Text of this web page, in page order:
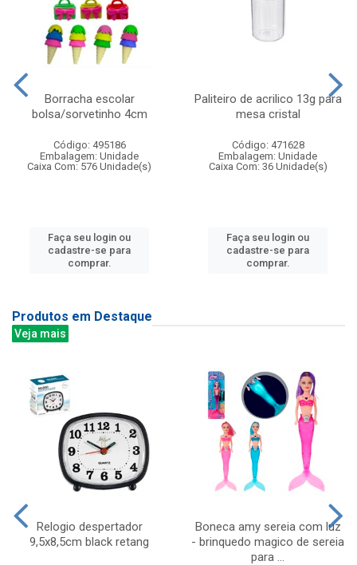
Borracha escolar
bolsa/sorvetinho 4cm
Código: 495186
Embalagem: Unidade
Caixa Com: 576 Unidade(s)
Faça seu login ou
cadastre-se para
comprar.
Paliteiro de acrilico 13g para
mesa cristal
Código: 471628
Embalagem: Unidade
Caixa Com: 36 Unidade(s)
Faça seu login ou
cadastre-se para
comprar.
Produtos em Destaque
Veja mais
Relogio despertador
9,5x8,5cm black retang
Boneca amy sereia com luz
- brinquedo magico de sereia
para ...